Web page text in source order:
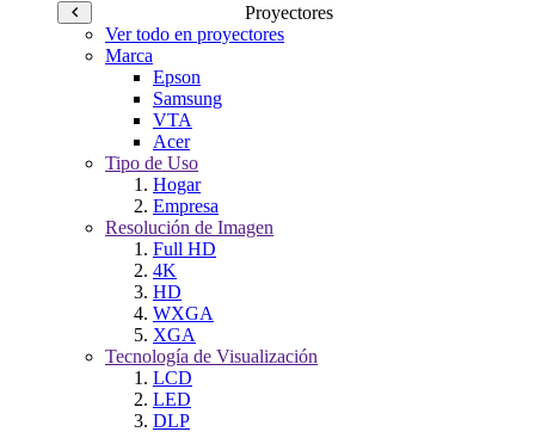
Proyectores
Ver todo en proyectores
Marca
Epson
Samsung
VTA
Acer
Tipo de Uso
Hogar
Empresa
Resolución de Imagen
Full HD
4K
HD
WXGA
XGA
Tecnología de Visualización
LCD
LED
DLP